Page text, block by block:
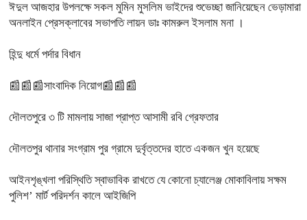
ঈদুল আজহার উপলক্ষে সকল মুমিন মুসলিম ভাইদের শুভেচ্ছা জানিয়েছেন ভেড়ামারা
অনলাইন প্রেসক্লাবের সভাপতি লায়ন ডাঃ কামরুল ইসলাম মনা ।
হিন্দু ধর্মে পর্দার বিধান
📰📰📰সাংবাদিক নিয়োগ📰📰📰
দৌলতপুরে ৩ টি মামলায় সাজা প্রাপ্ত আসামী রবি গ্রেফতার
দৌলতপুর থানার সংগ্রাম পুর গ্রামে দুর্বৃত্তদের হাতে একজন খুন হয়েছে
আইনশৃঙ্খলা পরিস্থিতি স্বাভাবিক রাখতে যে কোনো চ্যালেঞ্জ মোকাবিলায় সক্ষম
পুলিশ’ মার্ট পরিদর্শন কালে আইজিপি